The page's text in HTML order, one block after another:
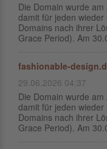
Die Domain wurde
damit für jeden
Domains nach ihrer
Grace Period). Am
fashionable-
29.06.2026 04:37
Die Domain wurde
damit für jeden
Domains nach ihrer
Grace Period). Am